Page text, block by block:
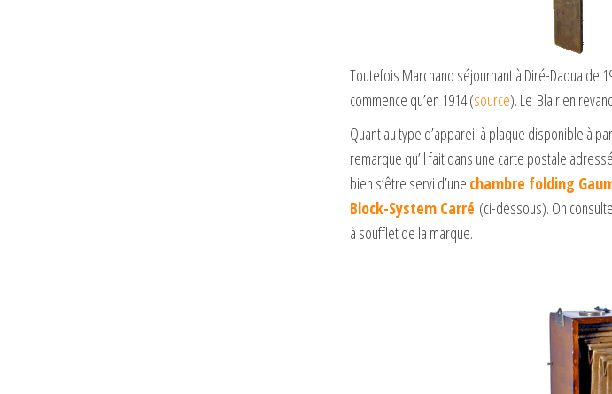
Toutefois Marchand séjournant à Diré-Daoua de
commence qu’en 1914 (source). Le Blair en
Quant au type d’appareil à plaque disponible à
remarque qu’il fait dans une carte postale
bien s’être servi d’une chambre folding
Block-System Carré (ci-dessous). On
à soufflet de la marque.